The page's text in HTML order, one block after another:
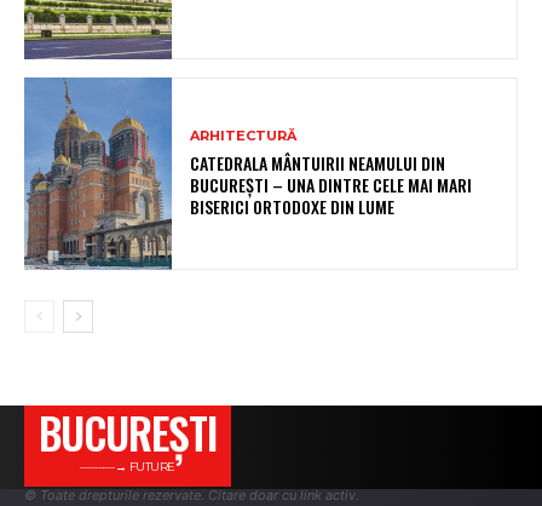
ARHITECTURĂ
CATEDRALA MÂNTUIRII NEAMULUI DIN
BUCUREȘTI – UNA DINTRE CELE MAI MARI
BISERICI ORTODOXE DIN LUME
BUCUREŞTI
———→ FUTURE
© Toate drepturile rezervate. Citare doar cu link activ.